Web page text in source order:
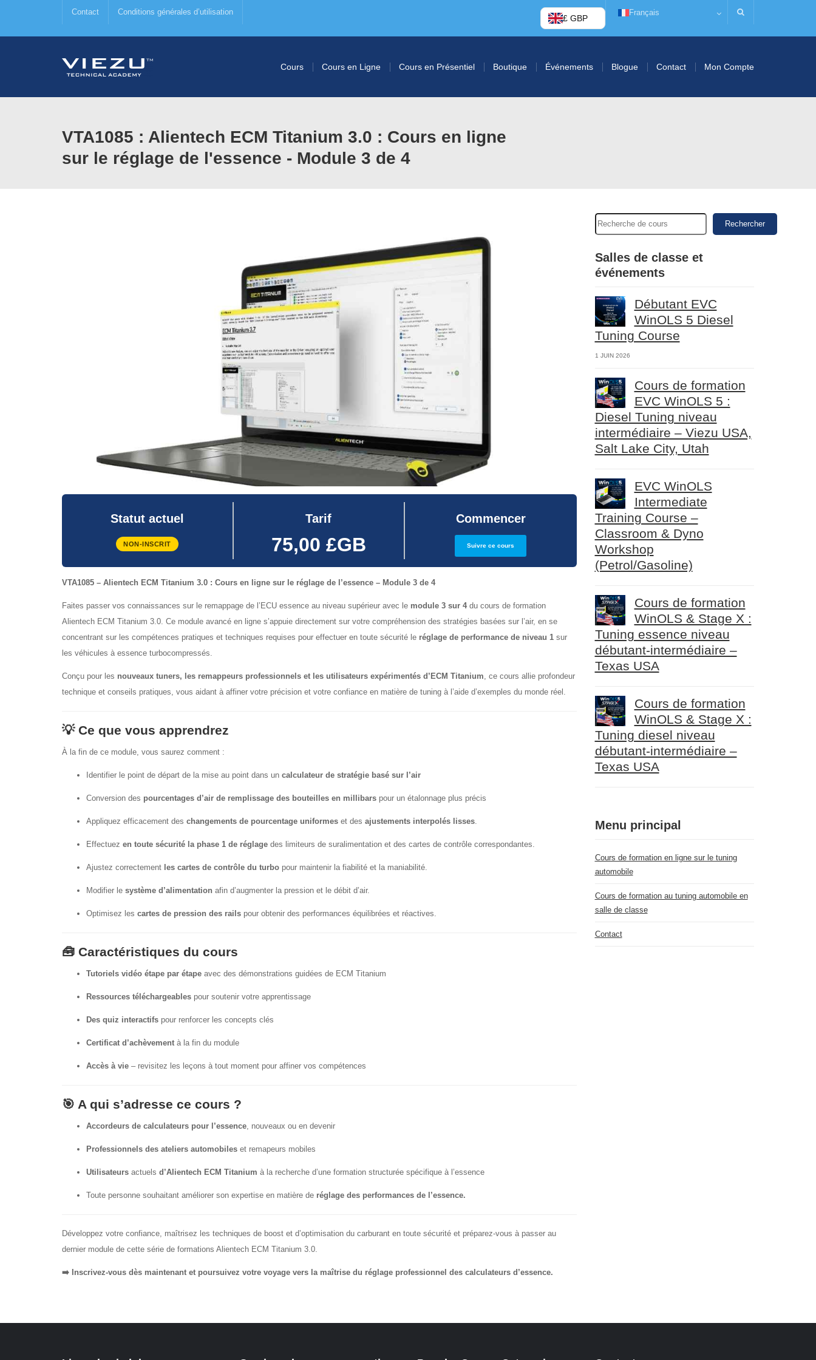
Contact Conditions générales d’utilisation
£ GBP
Français
Cours Cours en Ligne Cours en Présentiel Boutique Événements Blogue Contact Mon Compte
VTA1085 : Alientech ECM Titanium 3.0 : Cours en ligne
sur le réglage de l'essence - Module 3 de 4
Statut actuel
NON-INSCRIT
Tarif
75,00 £GB
Commencer
Suivre ce cours
VTA1085 – Alientech ECM Titanium 3.0 : Cours en ligne sur le réglage de l’essence – Module 3 de 4
Faites passer vos connaissances sur le remappage de l’ECU essence au niveau supérieur avec le module 3 sur 4du cours de formation
Alientech ECM Titanium 3.0. Ce module avancé en ligne s’appuie directement sur votre compréhension des stratégies basées sur l’air, en se
concentrant sur les compétences pratiques et techniques requises pour effectuer en toute sécurité le réglage de performance de niveau 1 sur
les véhicules à essence turbocompressés.
Conçu pour les nouveaux tuners, les remappeurs professionnels et les utilisateurs expérimentés d’ECM Titanium , ce cours allie profondeur
technique et conseils pratiques, vous aidant à affiner votre précision et votre confiance en matière de tuning à l’aide d’exemples du monde réel.
💡 Ce que vous apprendrez
À la fin de ce module, vous saurez comment :
Identifier le point de départ de la mise au point dans un calculateur de stratégie basé sur l’air
Conversion des pourcentages d’air de remplissage des bouteilles en millibars pour un étalonnage plus précis
Appliquez efficacement des changements de pourcentage uniformes et des ajustements interpolés lisses
Effectuez en toute sécurité la phase 1 de réglage des limiteurs de suralimentation et des cartes de contrôle correspondantes.
Ajustez correctement les cartes de contrôle du turbo pour maintenir la fiabilité et la maniabilité.
Modifier le système d’alimentation afin d’augmenter la pression et le débit d’air.
Optimisez les cartes de pression des rails pour obtenir des performances équilibrées et réactives.
🧰 Caractéristiques du cours
Tutoriels vidéo étape par étape avec des démonstrations guidées de ECM Titanium
Ressources téléchargeables pour soutenir votre apprentissage
Des quiz interactifs pour renforcer les concepts clés
Certificat d’achèvement à la fin du module
Accès à vie – revisitez les leçons à tout moment pour affiner vos compétences
🎯 A qui s’adresse ce cours ?
Accordeurs de calculateurs pour l’essence , nouveaux ou en devenir
Professionnels des ateliers automobiles et remapeurs mobiles
Utilisateurs actuels d’Alientech ECM Titanium à la recherche d’une formation structurée spécifique à l’essence
Toute personne souhaitant améliorer son expertise en matière de réglage des performances de l’essence.
Développez votre confiance, maîtrisez les techniques de boost et d’optimisation du carburant en toute sécurité et préparez-vous à passer au
dernier module de cette série de formations Alientech ECM Titanium 3.0.
➡️ Inscrivez-vous dès maintenant et poursuivez votre voyage vers la maîtrise du réglage professionnel des calculateurs d’essence.
Rechercher
Salles de classe et
événements
Débutant EVC
WinOLS 5 Diesel
Tuning Course
1 JUIN 2026
Cours de formation
EVC WinOLS 5 :
Diesel Tuning niveau
intermédiaire – Viezu USA,
Salt Lake City, Utah
EVC WinOLS
Intermediate
Training Course –
Classroom & Dyno
Workshop
(Petrol/Gasoline)
Cours de formation
WinOLS & Stage X :
Tuning essence niveau
débutant-intermédiaire –
Texas USA
Cours de formation
WinOLS & Stage X :
Tuning diesel niveau
débutant-intermédiaire –
Texas USA
Menu principal
Cours de formation en ligne sur le tuning
automobile
Cours de formation au tuning automobile en
salle de classe
Contact